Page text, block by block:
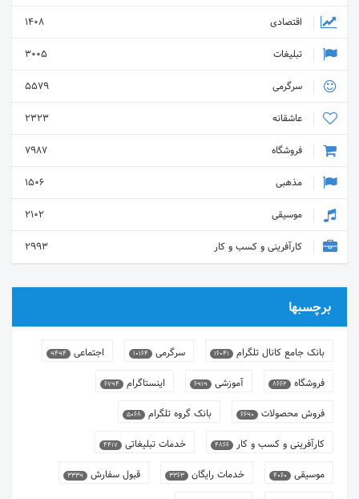
اقتصادی
1408
تبلیغات
3005
سرگرمی
5579
عاشقانه
2323
فروشگاه
7987
مذهبی
1506
موسیقی
2102
کارآفرینی و کسب و کار
2993
برچسبها
بانک جامع کانال تلگرام 16041 سرگرمی 10164 اجتماعی 9494
فروشگاه 8662 آموزشی 6919 اینستاگرام 6794
فروش محصولات 6690 بانک گروه تلگرام 5068
کارآفرینی و کسب و کار 4866 خدمات تبلیغاتی 4417
موسیقی 4060 خدمات رایگان 3363 قبول سفارش 3339